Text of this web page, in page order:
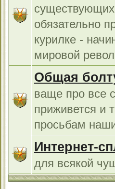
обязательно
курилке -
мировой
Общая
ваще про все
приживется и
просьбам
Интернет-
для всякой